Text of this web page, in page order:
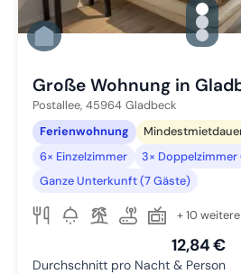
Zu
Zu
Zu
Große Wohnung in
Postallee, 45964 Gladbeck
Ferienwohnung
6× Einzelzimmer
3× Doppelzimmer
Ganze Unterkunft (7 Gäste)
+ 10 weitere
12,84 €
Durchschnitt pro Nacht & Person